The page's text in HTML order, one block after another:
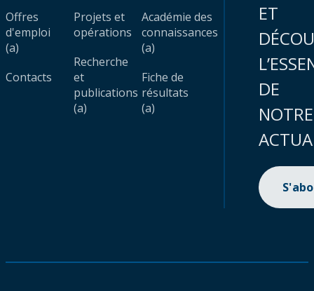
Offres
d'emploi
(a)
Contacts
Projets et
opérations
Recherche
et
publications
(a)
Académie des
connaissances
(a)
Fiche de
résultats
(a)
ET
DE
NOTRE